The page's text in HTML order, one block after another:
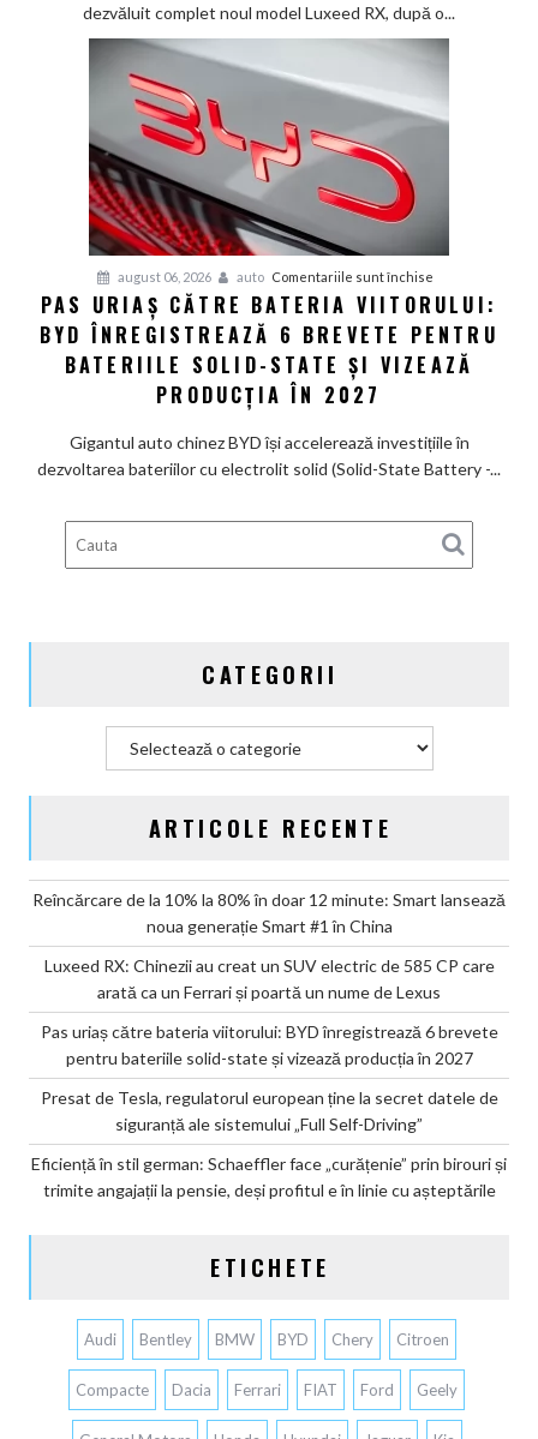
și
poartă
nume
dezvăluit complet noul model Luxeed RX, după o...
august 06, 2026 auto Comentariile sunt închise
Pas
uriaș
către
pentru
bateriile
în
PAS URIAȘ CĂTRE BATERIA VIITORULUI:
BYD ÎNREGISTREAZĂ 6 BREVETE PENTRU
BATERIILE SOLID-STATE ȘI VIZEAZĂ
PRODUCȚIA ÎN 2027
Gigantul auto chinez BYD își accelerează investițiile în
dezvoltarea bateriilor cu electrolit solid (Solid-State Battery -...
CATEGORII
ARTICOLE RECENTE
Reîncărcare de la 10% la 80% în doar 12 minute: Smart lansează
noua generație Smart #1 în China
Luxeed RX: Chinezii au creat un SUV electric de 585 CP care
arată ca un Ferrari și poartă un nume de Lexus
Pas uriaș către bateria viitorului: BYD înregistrează 6 brevete
pentru bateriile solid-state și vizează producția în 2027
Presat de Tesla, regulatorul european ține la secret datele de
siguranță ale sistemului „Full Self-Driving”
Eficiență în stil german: Schaeffler face „curățenie” prin birouri și
trimite angajații la pensie, deși profitul e în linie cu așteptările
ETICHETE
Audi Bentley BMW BYD Chery Citroen
Compacte Dacia Ferrari FIAT Ford Geely